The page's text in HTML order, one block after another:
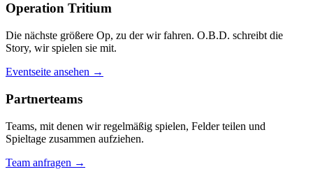
Operation Tritium
Die nächste größere Op, zu der wir fahren. O.B.D. schreibt die
Story, wir spielen sie mit.
Eventseite ansehen →
Partnerteams
Teams, mit denen wir regelmäßig spielen, Felder teilen und
Spieltage zusammen aufziehen.
Team anfragen →